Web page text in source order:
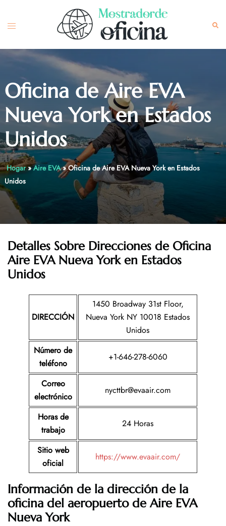
content
Toggle
Oficina de Aire EVA
Nueva York en Estados
Unidos
Hogar»Aire EVA»Oficina de Aire EVA Nueva York en Estados
Unidos
Detalles Sobre Direcciones de Oficina
Aire EVA Nueva York en Estados
Unidos
DIRECCIÓN
1450 Broadway 31st Floor,
Nueva York NY 10018 Estados
Unidos
Número de
teléfono
+1-646-278-6060
Correo
electrónico
nycttbr@evaair.com
Horas de
trabajo
24 Horas
Sitio web
oficial
https://www.evaair.com/
Información de la dirección de la
oficina del aeropuerto de Aire EVA
Nueva York